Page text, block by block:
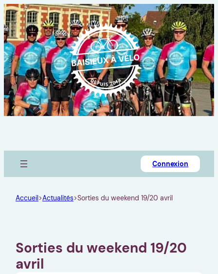
Connexion
Accueil>Actualités>Sorties du weekend 19/20 avril
Sorties du weekend 19/20
avril